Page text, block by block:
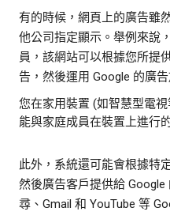
有的時候，網頁上的廣告雖
他公司指定顯示。舉例來說
員，該網站可以根據您所提
告，然後運用 Google 的廣
您在家用裝置 (如智慧型電
能與家庭成員在裝置上進行
此外，系統還可能會根據特
然後廣告客戶提供給
尋、Gmail 和 YouTube 等